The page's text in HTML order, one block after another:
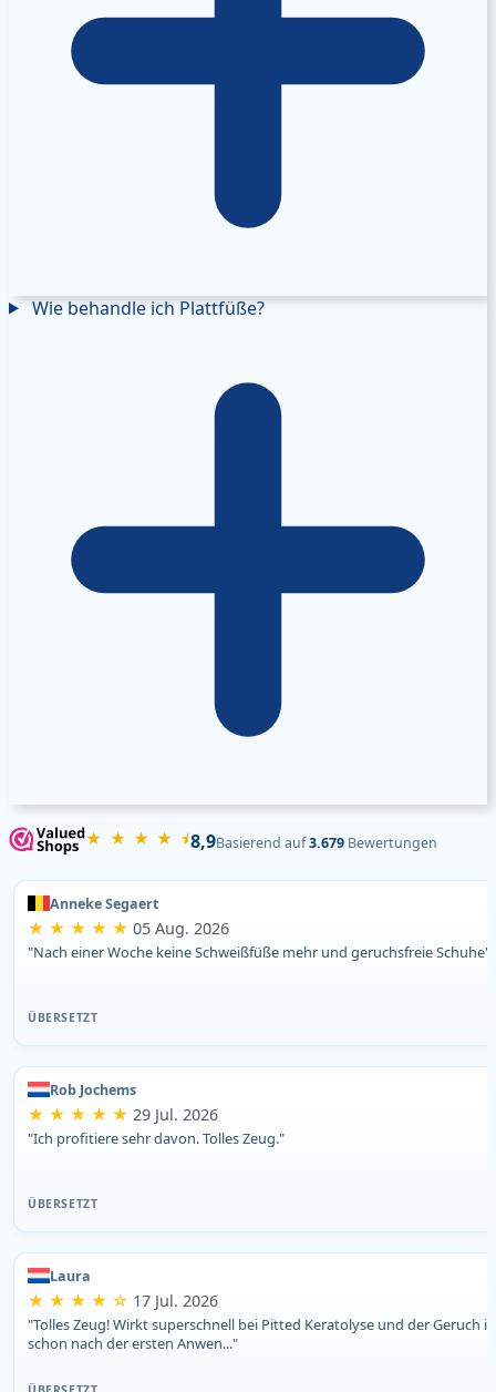
Wie behandle ich Plattfüße?
★ ★ ★ ★ ⯨8,9Basierend auf3.679Bewertungen
Anneke Segaert
★ ★ ★ ★ ★ 05 Aug. 2026
"Nach einer Woche keine Schweißfüße mehr und geruchsfreie Schuhe"
ÜBERSETZT
Rob Jochems
★ ★ ★ ★ ★ 29 Jul. 2026
"Ich profitiere sehr davon. Tolles Zeug."
ÜBERSETZT
Laura
★ ★ ★ ★ ☆ 17 Jul. 2026
"Tolles Zeug! Wirkt superschnell bei Pitted Keratolyse und der Geruch
schon nach der ersten Anwen..."